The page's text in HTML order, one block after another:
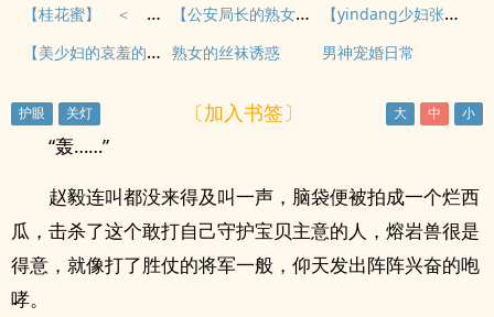
【桂花蜜】 ＜ 全集第一部完整版 ＞ 【公安局长的熟女情缘】第六章、地下室偷情 ：抠着情姐姐的屁眼
【yindang少妇张敏】之《公关少妇》下
【美少妇的哀羞的同人】（19 欣恬部分） 熟女的丝袜诱惑 男神宠婚日常
〔加入书签〕
“轰……”
赵毅连叫都没来得及叫一声，脑袋便被拍成一个烂西
瓜，击杀了这个敢打自己守护宝贝主意的人，熔岩兽很是
得意，就像打了胜仗的将军一般，仰天发出阵阵兴奋的咆
哮。